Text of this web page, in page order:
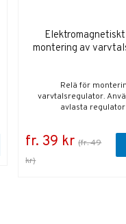
montering av
Relä för
varvtalsregulator.
avlasta
fr. 39 kr (fr. 49
kr)